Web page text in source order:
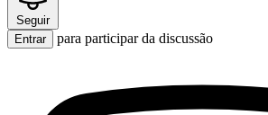
Seguir
Entrar
para participar da discussão